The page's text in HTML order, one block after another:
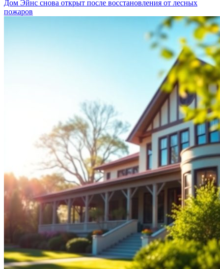
Дом Эйнс снова открыт после восстановления от лесных
пожаров